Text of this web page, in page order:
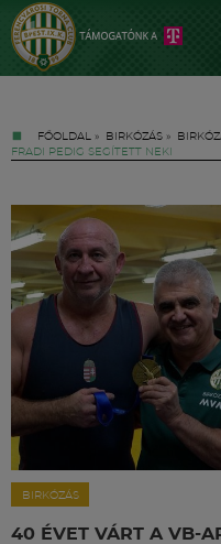
FŐOLDAL » BIRKÓZÁS »
FRADI PEDIG SEGÍTETT NEKI
BIRKÓZÁS
40 ÉVET VÁRT A VB-
Jegyek
FM YouTube +
Labdarúgás